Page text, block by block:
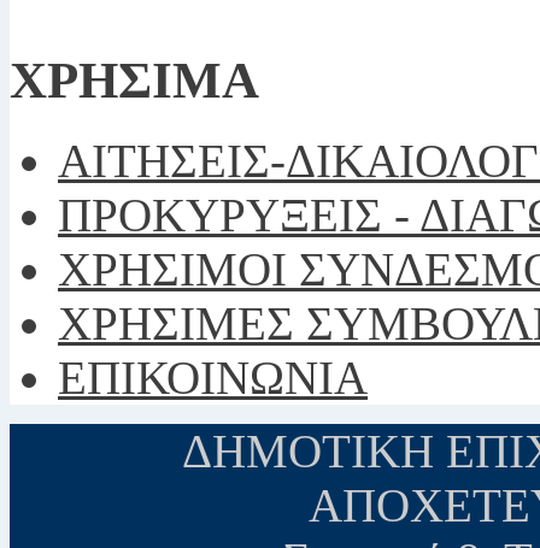
ΧΡΗΣΙΜΑ
ΑΙΤΗΣΕΙΣ-
ΠΡΟΚΥΡΥΞΕΙΣ -
ΧΡΗΣΙΜΟΙ
ΧΡΗΣΙΜΕΣ
ΕΠΙΚΟΙΝΩΝΙΑ
ΔΗΜΟΤΙΚΗ